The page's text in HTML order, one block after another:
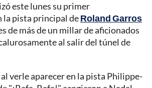
este lunes su primer
pista principal deRoland Garros
de más de un millar de aficionados
al salir del túnel de
verle aparecer en la pista Philippe-